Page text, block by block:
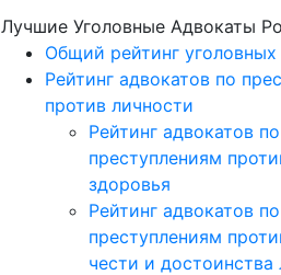
Лучшие Уголовные Адвокаты
Общий рейтинг уголовных
Рейтинг адвокатов по
против личности
Рейтинг адвокатов по
преступлениям
здоровья
Рейтинг адвокатов по
преступлениям
чести и достоинства